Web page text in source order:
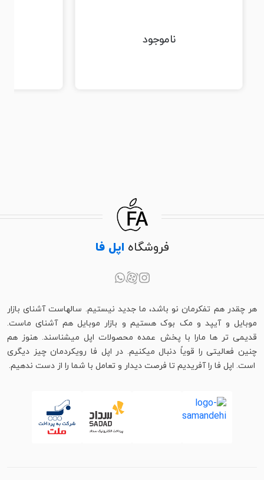
ناموجود
فروشگاه اپل فا
هر چقدر هم تفکرمان نو باشد، ما جدید نیستیم. سالهاست آشنای بازار
موبایل و آیپد و مک بوک هستیم و بازار موبایل هم آشنای ماست.
قدیمی تر ها مارا با پخش عمده محصولات اپل میشناسند. هنوز هم
چنین فعالیتی را قویاً دنبال میکنیم. در اپل فا رویکردمان چیز دیگری
است. اپل فا را آفریدیم تا فرصت دیدار و تعامل با شما را از دست ندهیم.